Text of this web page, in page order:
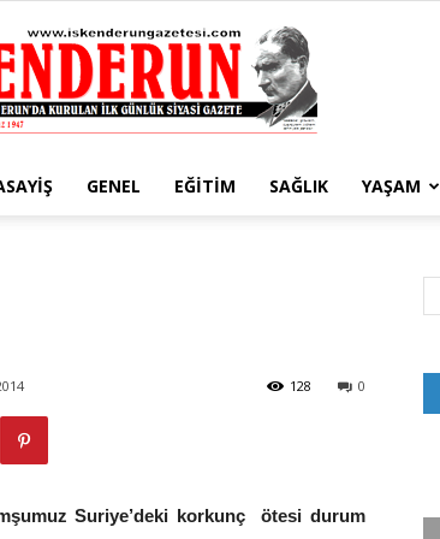
GENEL EĞITIM SAĞLIK YAŞAM
0
128
Suriye’deki korkunç ötesi durum